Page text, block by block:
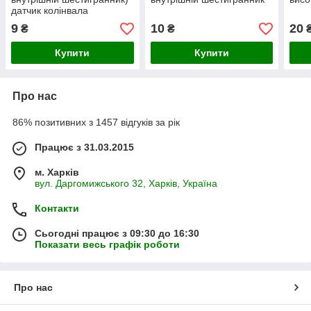
датчик колінвала
9 ₴
Купити
10₴
Купити
20
Про нас
86% позитивних з 1457 відгуків за рік
Працює з 31.03.2015
м. Харків
вул. Даргомижського 32, Харків, Україна
Контакти
Сьогодні працює з 09:30 до 16:30
Показати весь графік роботи
Про нас